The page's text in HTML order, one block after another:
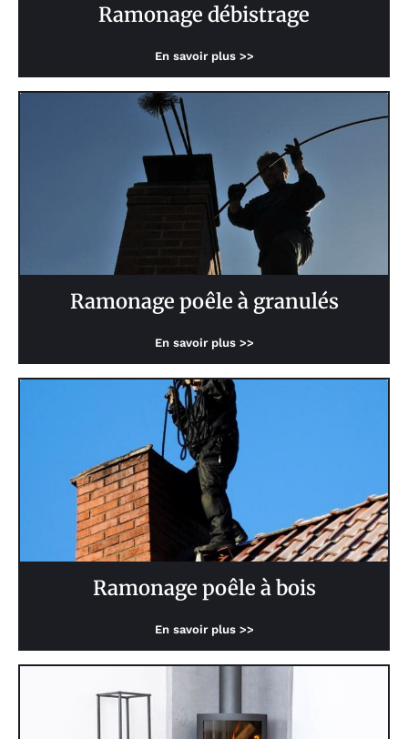
Ramonage débistrage
En savoir plus >>
Ramonage poêle à granulés
En savoir plus >>
Ramonage poêle à bois
En savoir plus >>